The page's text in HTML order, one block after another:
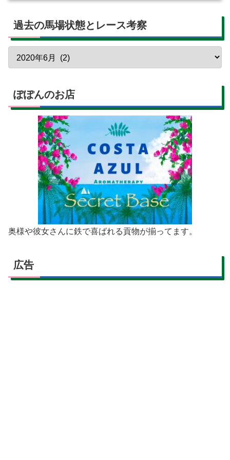
過去の馬場状態とレース考察
ぽぽんのお店
奥様や彼女さんに鉄で喜ばれる貢物が揃ってます。
広告